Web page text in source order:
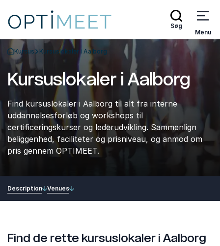
Søg
Menu
Tilbage til forsiden
Kursus Kursuslokaler i Aalborg
Kursuslokaler i Aalborg
Find kursuslokaler i Aalborg til alt fra interne
uddannelsesforløb og workshops til
certificeringskurser og lederudvikling. Sammenlign
beliggenhed, faciliteter og prisniveau, og anmod om
pris gennem OPTIMEET.
Description Venues
Find de rette kursuslokaler i Aalborg